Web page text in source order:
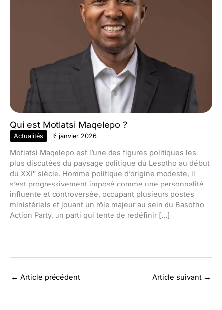
Qui est Motlatsi Maqelepo ?
Actualités 6 janvier 2026
Motlatsi Maqelepo est l’une des figures politiques les
plus discutées du paysage politique du Lesotho au début
du XXIᵉ siècle. Homme politique d’origine modeste, il
s’est progressivement imposé comme une personnalité
influente et controversée, occupant plusieurs postes
ministériels et jouant un rôle majeur au sein du Basotho
Action Party, un parti qui tente de redéfinir […]
← Article précédent Article suivant →